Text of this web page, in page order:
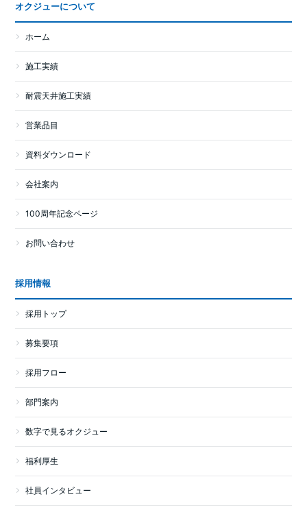
オクジューについて
ホーム
施工実績
耐震天井施工実績
営業品目
資料ダウンロード
会社案内
100周年記念ページ
お問い合わせ
採用情報
採用トップ
募集要項
採用フロー
部門案内
数字で見るオクジュー
福利厚生
社員インタビュー